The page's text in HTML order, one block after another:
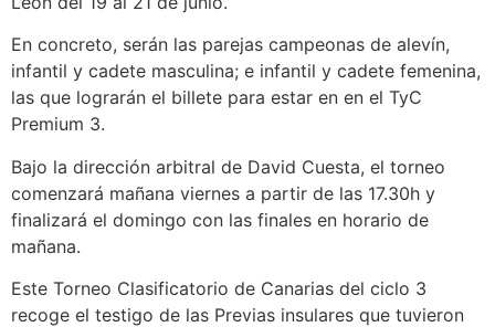
En concreto, serán las parejas campeonas de alevín,
infantil y cadete masculina; e infantil y cadete femenina,
las que lograrán el billete para estar en en el TyC
Premium 3.
Bajo la dirección arbitral de David Cuesta, el torneo
comenzará mañana viernes a partir de las 17.30h y
finalizará el domingo con las finales en horario de
mañana.
Este Torneo Clasificatorio de Canarias del ciclo 3
recoge el testigo de las Previas insulares que tuvieron